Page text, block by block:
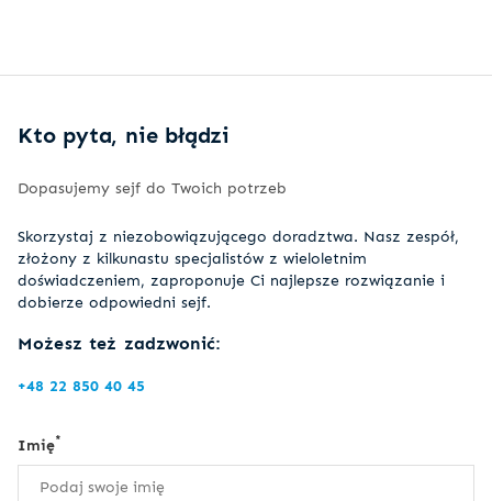
Kto pyta, nie błądzi
Dopasujemy sejf do Twoich potrzeb
Skorzystaj z niezobowiązującego doradztwa. Nasz zespół,
złożony z kilkunastu specjalistów z wieloletnim
doświadczeniem, zaproponuje Ci najlepsze rozwiązanie i
dobierze odpowiedni sejf.
Możesz też zadzwonić:
+48 22 850 40 45
Imię*